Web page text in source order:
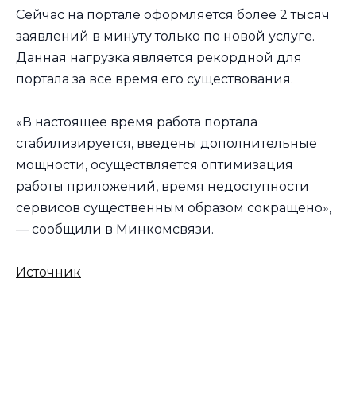
Сейчас на портале оформляется более 2 тысяч
заявлений в минуту только по новой услуге.
Данная нагрузка является рекордной для
портала за все время его существования.
«В настоящее время работа портала
стабилизируется, введены дополнительные
мощности, осуществляется оптимизация
работы приложений, время недоступности
сервисов существенным образом сокращено»,
— сообщили в Минкомсвязи.
Источник